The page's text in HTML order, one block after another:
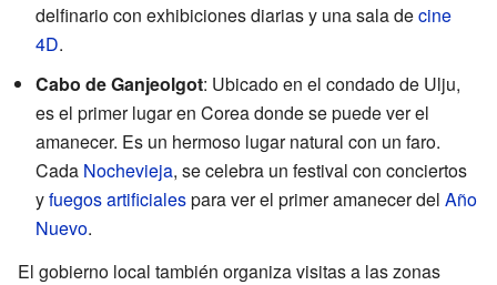
delfinario con exhibiciones diarias y una sala decine
4D.
Cabo de Ganjeolgot: Ubicado en el condado de Ulju,
es el primer lugar en Corea donde se puede ver el
amanecer. Es un hermoso lugar natural con un faro.
Cada Nochevieja, se celebra un festival con conciertos
yfuegos artificialespara ver el primer amanecer del Año
Nuevo.
El gobierno local también organiza visitas a las zonas